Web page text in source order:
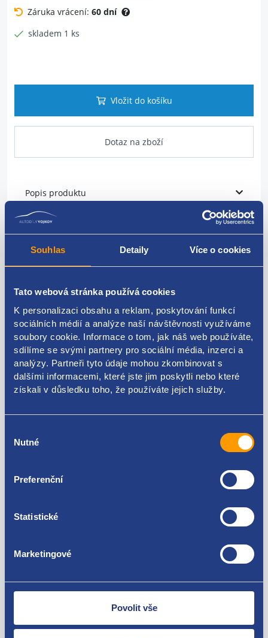
Souhlas Detaily Více o cookies
Tato webová stránka používá cookies
K personalizaci obsahu a reklam, poskytování funkcí
sociálních médií a analýze naší návštěvnosti využíváme
soubory cookie. Informace o tom, jak náš web používáte,
sdílíme se svými partnery pro sociální média, inzerci a
analýzy. Partneři tyto údaje mohou zkombinovat s
dalšími informacemi, které jste jim poskytli nebo které
získali v důsledku toho, že používáte jejich služby.
souhlasu
Nutné
Preferenční
Statistické
Marketingové
Povolit vše
Záruka vrácení: 60 dní
skladem 1 ks
Vložit do košíku
Dotaz na zboží
Popis produktu
PSA originál -
Kódy produktu
1171L9
Použitelné pro vozy
Citroen C3 2002- 1.6 HDI
zakoupení. Nebo vám pošleme náhradu.